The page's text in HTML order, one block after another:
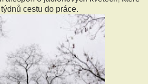
cestu do práce.